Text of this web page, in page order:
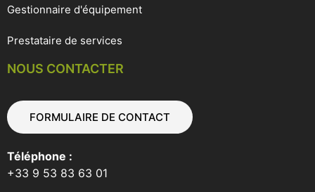
Gestionnaire d'équipement
Prestataire de services
NOUS CONTACTER
FORMULAIRE DE CONTACT
Téléphone :
+33 9 53 83 63 01